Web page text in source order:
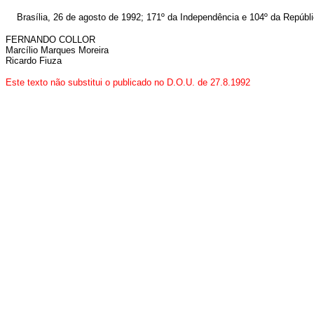
Brasília, 26 de agosto de 1992; 171º da Independência e 104º da
FERNANDO COLLOR
Marcílio Marques Moreira
Ricardo Fiuza
Este texto não substitui o publicado no D.O.U. de 27.8.1992